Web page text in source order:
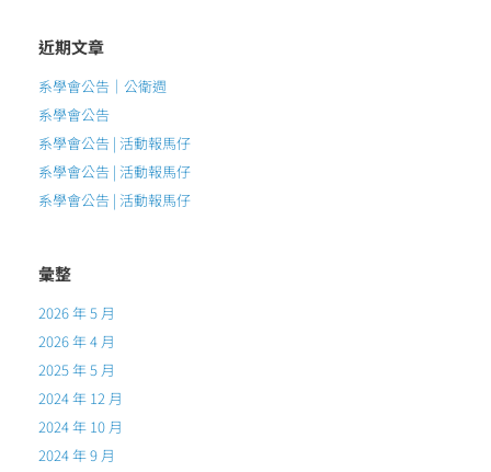
近期文章
系學會公告｜公衛週
系學會公告
系學會公告 | 活動報馬仔
系學會公告 | 活動報馬仔
系學會公告 | 活動報馬仔
彙整
2026 年 5 月
2026 年 4 月
2025 年 5 月
2024 年 12 月
2024 年 10 月
2024 年 9 月